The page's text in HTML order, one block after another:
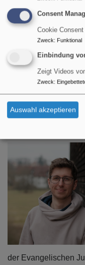
Neue
&
und
der Evangelischen
Consent
Cookie
Zweck: Funktional
Einbindung
Zeigt Videos
Zweck:
Auswahl akzeptieren